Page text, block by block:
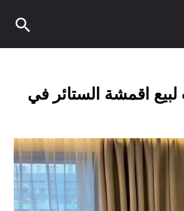
لبيع اقمشة الستائر في